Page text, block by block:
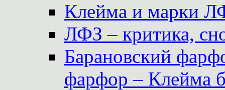
Клейма и марки
ЛФЗ – критика,
Барановский
фарфор – Клейма